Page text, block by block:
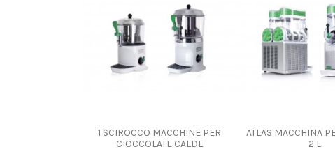
1 SCIROCCO MACCHINE PER
CIOCCOLATE CALDE
ATLAS MACCHINA
2 L